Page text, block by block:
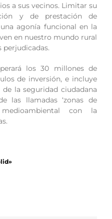
a sus vecinos. Limitar su
y de prestación de
agonía funcional en la
en nuestro mundo rural
perjudicadas.
los 30 millones de
de inversión, e incluye
la seguridad ciudadana
las llamadas ‘zonas de
con la